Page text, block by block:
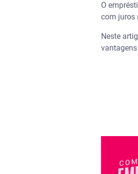
O que
O
com juros
Neste